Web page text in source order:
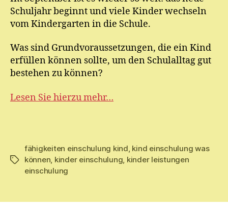
h
el
Schuljahr beginnt und viele Kinder wechseln
vom Kindergarten in die Schule.
Was sind Grundvoraussetzungen, die ein Kind
erfüllen können sollte, um den Schulalltag gut
bestehen zu können?
Lesen Sie hierzu mehr…
Schlagwörter
fähigkeiten einschulung kind, kind einschulung was
können, kinder einschulung, kinder leistungen
einschulung